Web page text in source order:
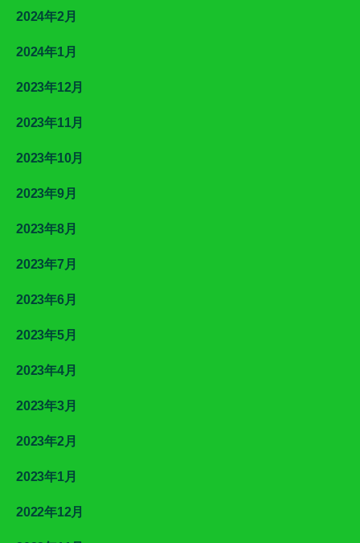
2024年2月
2024年1月
2023年12月
2023年11月
2023年10月
2023年9月
2023年8月
2023年7月
2023年6月
2023年5月
2023年4月
2023年3月
2023年2月
2023年1月
2022年12月